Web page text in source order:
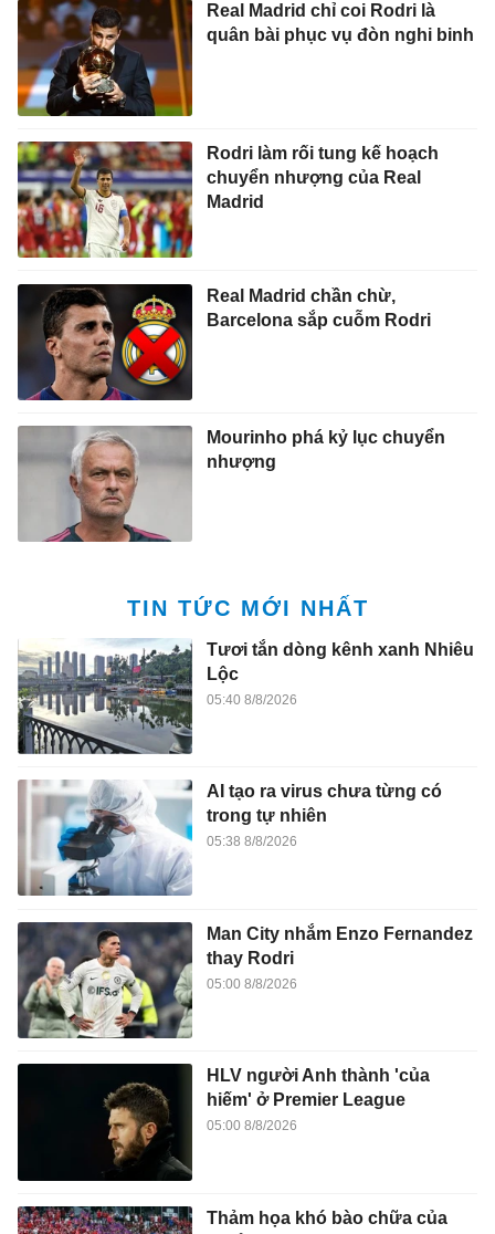
Real Madrid chỉ coi Rodri là
quân bài phục vụ đòn nghi binh
Rodri làm rối tung kế hoạch
chuyển nhượng của Real
Madrid
Real Madrid chần chừ,
Barcelona sắp cuỗm Rodri
Mourinho phá kỷ lục chuyển
nhượng
TIN TỨC MỚI NHẤT
Tươi tắn dòng kênh xanh Nhiêu
Lộc
05:40 8/8/2026
AI tạo ra virus chưa từng có
trong tự nhiên
05:38 8/8/2026
Man City nhắm Enzo Fernandez
thay Rodri
05:00 8/8/2026
HLV người Anh thành 'của
hiếm' ở Premier League
05:00 8/8/2026
Thảm họa khó bào chữa của